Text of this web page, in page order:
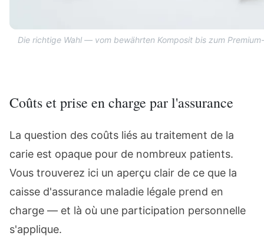
Die richtige Wahl — vom bewährten Komposit bis zum
Coûts et prise en charge par l'assurance
La question des coûts liés au traitement de la
carie est opaque pour de nombreux patients.
Vous trouverez ici un aperçu clair de ce que la
caisse d'assurance maladie légale prend en
charge — et là où une participation personnelle
s'applique.